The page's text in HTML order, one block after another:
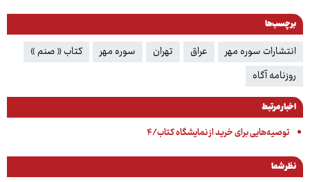
برچسب‌ها
انتشارات سوره مهر عراق تهران سوره مهر
کتاب « صنم »
روزنامه آگاه
اخبار مرتبط
توصیه‌هایی برای خرید از نمایشگاه کتاب/۴
نظر شما